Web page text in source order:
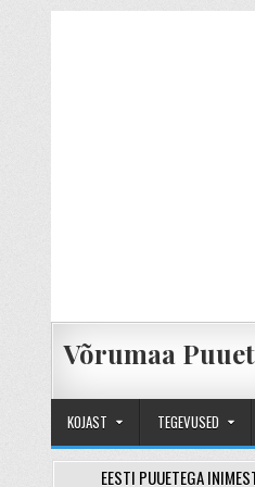
Võrumaa
KOJAST TEGEVUSED
EESTI PUUETEGA